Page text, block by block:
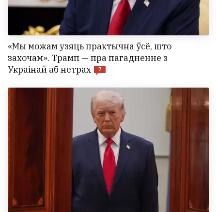
«Мы можам узяць практычна ўсё, што
захочам». Трамп — пра пагадненне з
Украінай аб нетрах
7